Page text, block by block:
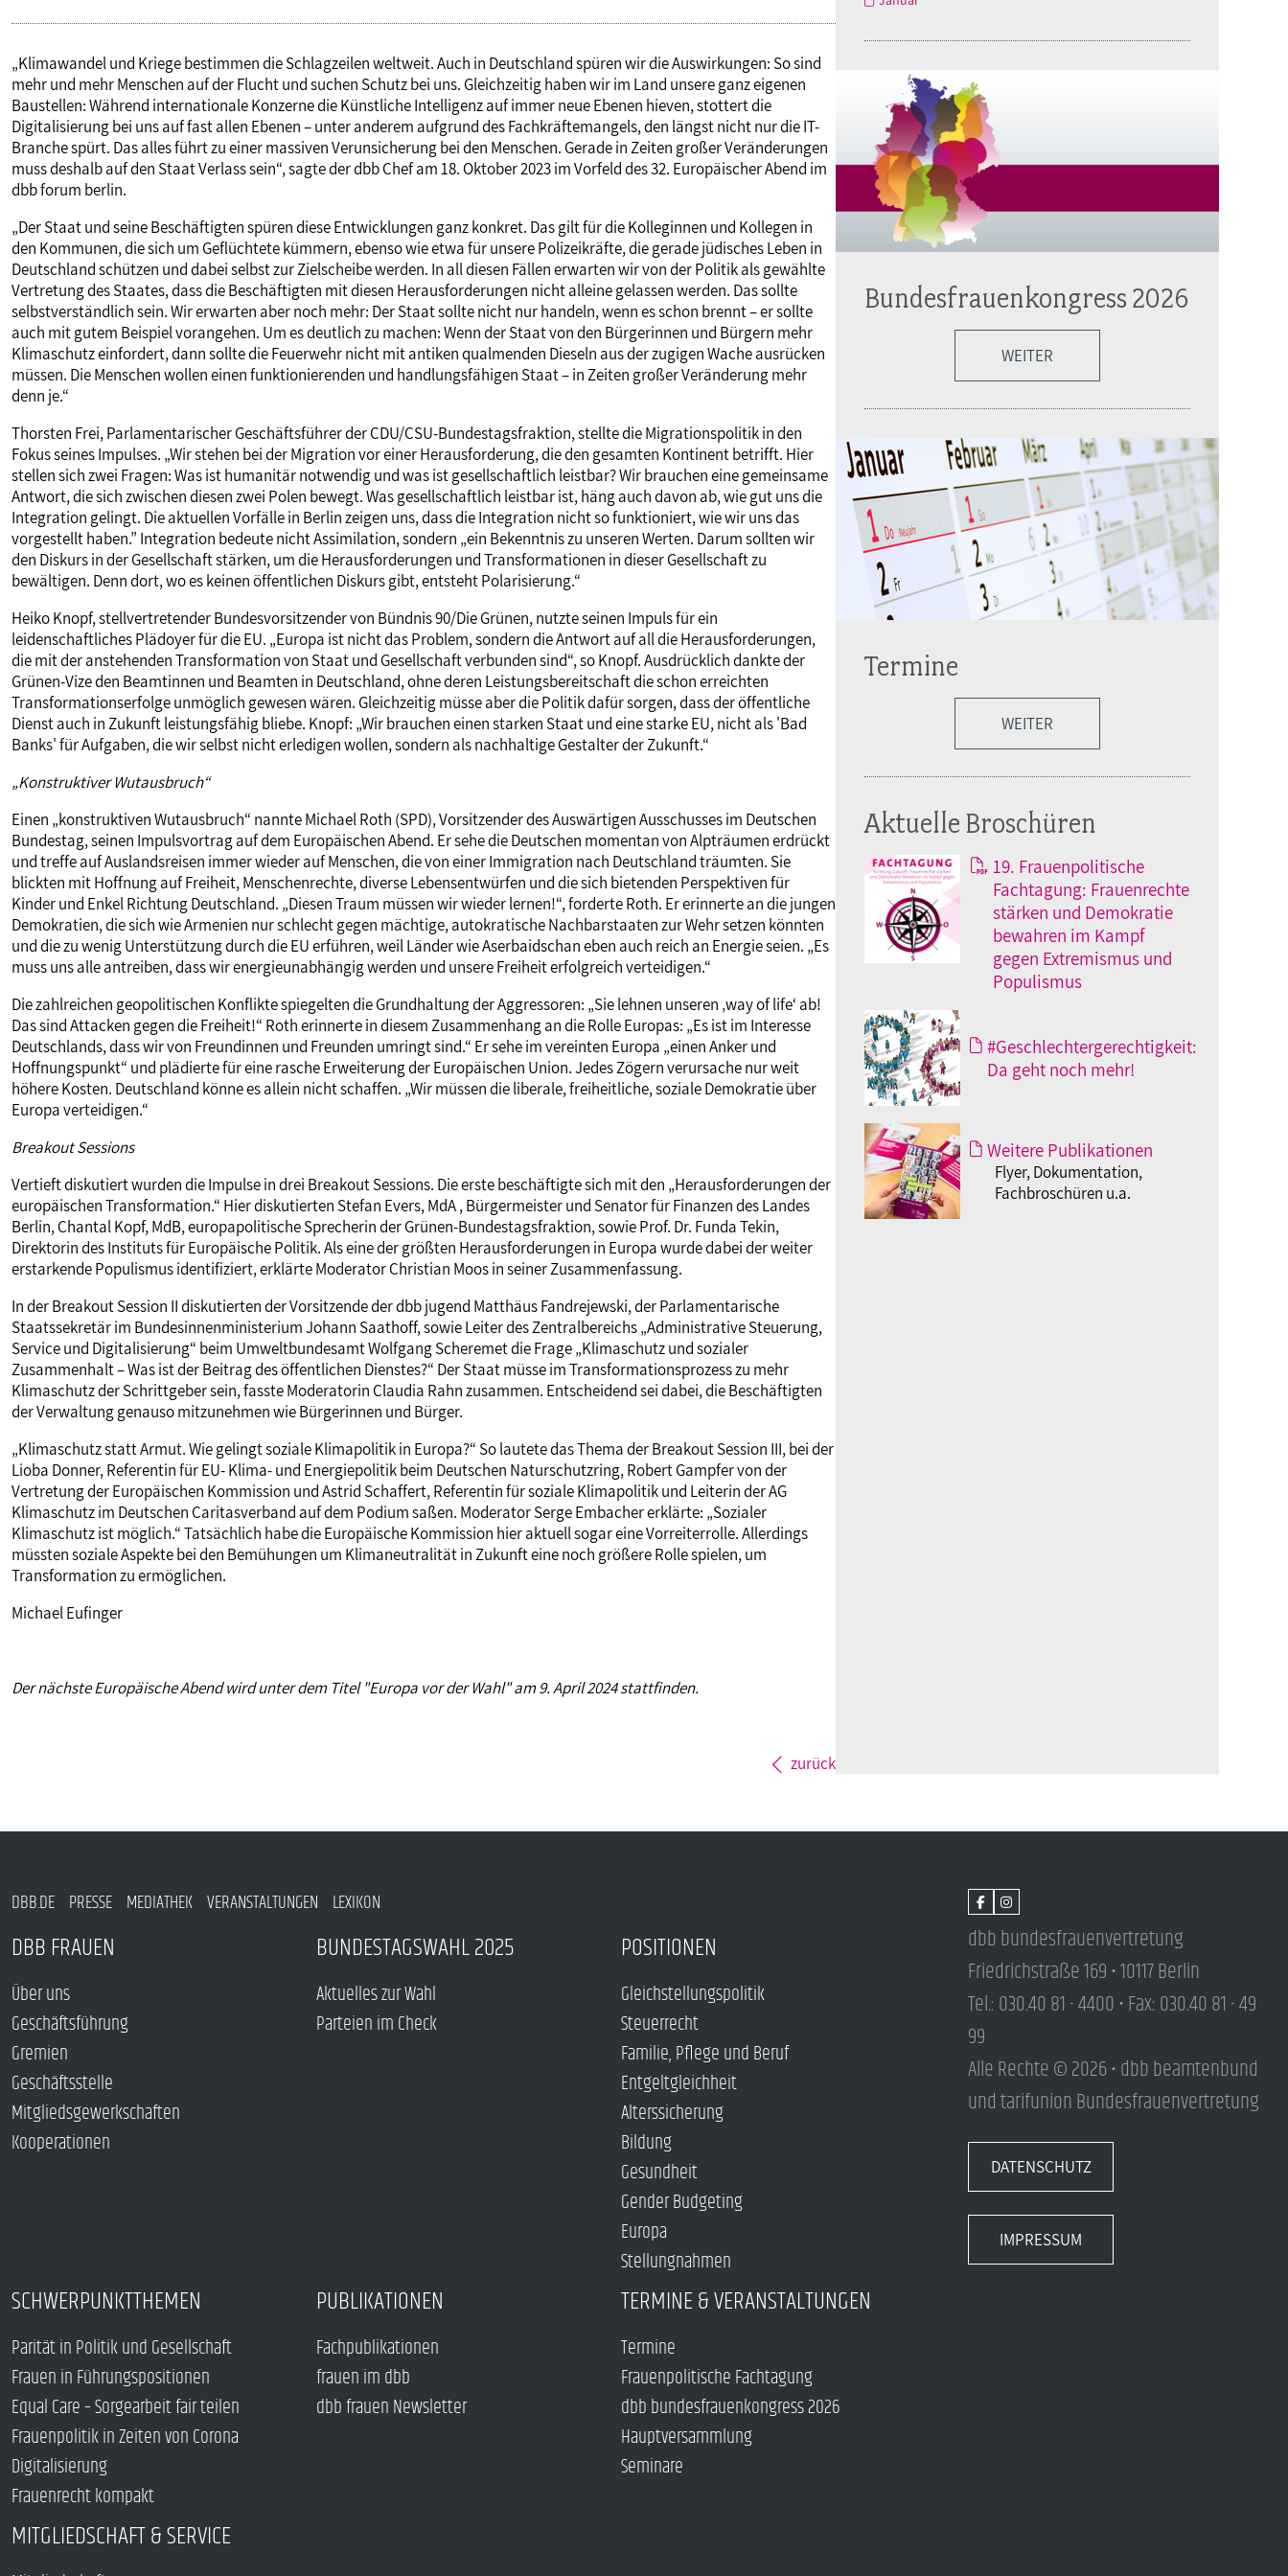
„Klimawandel und Kriege bestimmen die Schlagzeilen weltweit. Auch in Deutschland spüren wir die Auswirkungen: So sind
mehr und mehr Menschen auf der Flucht und suchen Schutz bei uns. Gleichzeitig haben wir im Land unsere ganz eigenen
Baustellen: Während internationale Konzerne die Künstliche Intelligenz auf immer neue Ebenen hieven, stottert die
Digitalisierung bei uns auf fast allen Ebenen – unter anderem aufgrund des Fachkräftemangels, den längst nicht nur die IT-
Branche spürt. Das alles führt zu einer massiven Verunsicherung bei den Menschen. Gerade in Zeiten großer Veränderungen
muss deshalb auf den Staat Verlass sein“, sagte der dbb Chef am 18. Oktober 2023 im Vorfeld des 32. Europäischer Abend im
dbb forum berlin.
„Der Staat und seine Beschäftigten spüren diese Entwicklungen ganz konkret. Das gilt für die Kolleginnen und Kollegen in
den Kommunen, die sich um Geflüchtete kümmern, ebenso wie etwa für unsere Polizeikräfte, die gerade jüdisches Leben in
Deutschland schützen und dabei selbst zur Zielscheibe werden. In all diesen Fällen erwarten wir von der Politik als gewählte
Vertretung des Staates, dass die Beschäftigten mit diesen Herausforderungen nicht alleine gelassen werden. Das sollte
selbstverständlich sein. Wir erwarten aber noch mehr: Der Staat sollte nicht nur handeln, wenn es schon brennt – er sollte
auch mit gutem Beispiel vorangehen. Um es deutlich zu machen: Wenn der Staat von den Bürgerinnen und Bürgern mehr
Klimaschutz einfordert, dann sollte die Feuerwehr nicht mit antiken qualmenden Dieseln aus der zugigen Wache ausrücken
müssen. Die Menschen wollen einen funktionierenden und handlungsfähigen Staat – in Zeiten großer Veränderung mehr
denn je.“
Thorsten Frei, Parlamentarischer Geschäftsführer der CDU/CSU-Bundestagsfraktion, stellte die Migrationspolitik in den
Fokus seines Impulses. „Wir stehen bei der Migration vor einer Herausforderung, die den gesamten Kontinent betrifft. Hier
stellen sich zwei Fragen: Was ist humanitär notwendig und was ist gesellschaftlich leistbar? Wir brauchen eine gemeinsame
Antwort, die sich zwischen diesen zwei Polen bewegt. Was gesellschaftlich leistbar ist, häng auch davon ab, wie gut uns die
Integration gelingt. Die aktuellen Vorfälle in Berlin zeigen uns, dass die Integration nicht so funktioniert, wie wir uns das
vorgestellt haben.” Integration bedeute nicht Assimilation, sondern „ein Bekenntnis zu unseren Werten. Darum sollten wir
den Diskurs in der Gesellschaft stärken, um die Herausforderungen und Transformationen in dieser Gesellschaft zu
bewältigen. Denn dort, wo es keinen öffentlichen Diskurs gibt, entsteht Polarisierung.“
Heiko Knopf, stellvertretender Bundesvorsitzender von Bündnis 90/Die Grünen, nutzte seinen Impuls für ein
leidenschaftliches Plädoyer für die EU. „Europa ist nicht das Problem, sondern die Antwort auf all die Herausforderungen,
die mit der anstehenden Transformation von Staat und Gesellschaft verbunden sind“, so Knopf. Ausdrücklich dankte der
Grünen-Vize den Beamtinnen und Beamten in Deutschland, ohne deren Leistungsbereitschaft die schon erreichten
Transformationserfolge unmöglich gewesen wären. Gleichzeitig müsse aber die Politik dafür sorgen, dass der öffentliche
Dienst auch in Zukunft leistungsfähig bliebe. Knopf: „Wir brauchen einen starken Staat und eine starke EU, nicht als 'Bad
Banks' für Aufgaben, die wir selbst nicht erledigen wollen, sondern als nachhaltige Gestalter der Zukunft.“
„Konstruktiver Wutausbruch“
Einen „konstruktiven Wutausbruch“ nannte Michael Roth (SPD), Vorsitzender des Auswärtigen Ausschusses im Deutschen
Bundestag, seinen Impulsvortrag auf dem Europäischen Abend. Er sehe die Deutschen momentan von Alpträumen erdrückt
und treffe auf Auslandsreisen immer wieder auf Menschen, die von einer Immigration nach Deutschland träumten. Sie
blickten mit Hoffnung auf Freiheit, Menschenrechte, diverse Lebensentwürfen und die sich bietenden Perspektiven für
Kinder und Enkel Richtung Deutschland. „Diesen Traum müssen wir wieder lernen!“, forderte Roth. Er erinnerte an die jungen
Demokratien, die sich wie Armenien nur schlecht gegen mächtige, autokratische Nachbarstaaten zur Wehr setzen könnten
und die zu wenig Unterstützung durch die EU erführen, weil Länder wie Aserbaidschan eben auch reich an Energie seien. „Es
muss uns alle antreiben, dass wir energieunabhängig werden und unsere Freiheit erfolgreich verteidigen.“
Die zahlreichen geopolitischen Konflikte spiegelten die Grundhaltung der Aggressoren: „Sie lehnen unseren ‚way of life‘ ab!
Das sind Attacken gegen die Freiheit!“ Roth erinnerte in diesem Zusammenhang an die Rolle Europas: „Es ist im Interesse
Deutschlands, dass wir von Freundinnen und Freunden umringt sind.“ Er sehe im vereinten Europa „einen Anker und
Hoffnungspunkt“ und plädierte für eine rasche Erweiterung der Europäischen Union. Jedes Zögern verursache nur weit
höhere Kosten. Deutschland könne es allein nicht schaffen. „Wir müssen die liberale, freiheitliche, soziale Demokratie über
Europa verteidigen.“
Breakout Sessions
Vertieft diskutiert wurden die Impulse in drei Breakout Sessions. Die erste beschäftigte sich mit den „Herausforderungen der
europäischen Transformation.“ Hier diskutierten Stefan Evers, MdA , Bürgermeister und Senator für Finanzen des Landes
Berlin, Chantal Kopf, MdB, europapolitische Sprecherin der Grünen-Bundestagsfraktion, sowie Prof. Dr. Funda Tekin,
Direktorin des Instituts für Europäische Politik. Als eine der größten Herausforderungen in Europa wurde dabei der weiter
erstarkende Populismus identifiziert, erklärte Moderator Christian Moos in seiner Zusammenfassung.
In der Breakout Session II diskutierten der Vorsitzende der dbb jugend Matthäus Fandrejewski, der Parlamentarische
Staatssekretär im Bundesinnenministerium Johann Saathoff, sowie Leiter des Zentralbereichs „Administrative Steuerung,
Service und Digitalisierung“ beim Umweltbundesamt Wolfgang Scheremet die Frage „Klimaschutz und sozialer
Zusammenhalt – Was ist der Beitrag des öffentlichen Dienstes?“ Der Staat müsse im Transformationsprozess zu mehr
Klimaschutz der Schrittgeber sein, fasste Moderatorin Claudia Rahn zusammen. Entscheidend sei dabei, die Beschäftigten
der Verwaltung genauso mitzunehmen wie Bürgerinnen und Bürger.
„Klimaschutz statt Armut. Wie gelingt soziale Klimapolitik in Europa?“ So lautete das Thema der Breakout Session III, bei der
Lioba Donner, Referentin für EU- Klima- und Energiepolitik beim Deutschen Naturschutzring, Robert Gampfer von der
Vertretung der Europäischen Kommission und Astrid Schaffert, Referentin für soziale Klimapolitik und Leiterin der AG
Klimaschutz im Deutschen Caritasverband auf dem Podium saßen. Moderator Serge Embacher erklärte: „Sozialer
Klimaschutz ist möglich.“ Tatsächlich habe die Europäische Kommission hier aktuell sogar eine Vorreiterrolle. Allerdings
müssten soziale Aspekte bei den Bemühungen um Klimaneutralität in Zukunft eine noch größere Rolle spielen, um
Transformation zu ermöglichen.
Michael Eufinger
Der nächste Europäische Abend wird unter dem Titel "Europa vor der Wahl" am 9. April 2024 stattfinden.
zurück
Bundesfrauenkongress 2026
WEITER
Termine
WEITER
Aktuelle Broschüren
19. Frauenpolitische
Fachtagung: Frauenrechte
stärken und Demokratie
bewahren im Kampf
gegen Extremismus und
Populismus
#Geschlechtergerechtigkeit:
Da geht noch mehr!
Weitere Publikationen
Flyer, Dokumentation,
Fachbroschüren u.a.
DBB.DE PRESSE MEDIATHEK VERANSTALTUNGEN LEXIKON
DBB FRAUEN
Über uns
Geschäftsführung
Gremien
Geschäftsstelle
Mitgliedsgewerkschaften
Kooperationen
BUNDESTAGSWAHL 2025
Aktuelles zur Wahl
Parteien im Check
POSITIONEN
Gleichstellungspolitik
Steuerrecht
Familie, Pflege und Beruf
Entgeltgleichheit
Alterssicherung
Bildung
Gesundheit
Gender Budgeting
Europa
Stellungnahmen
SCHWERPUNKTTHEMEN
Parität in Politik und Gesellschaft
Frauen in Führungspositionen
Equal Care – Sorgearbeit fair teilen
Frauenpolitik in Zeiten von Corona
Digitalisierung
Frauenrecht kompakt
PUBLIKATIONEN
Fachpublikationen
frauen im dbb
dbb frauen Newsletter
TERMINE & VERANSTALTUNGEN
Termine
Frauenpolitische Fachtagung
dbb bundesfrauenkongress 2026
Hauptversammlung
Seminare
MITGLIEDSCHAFT & SERVICE
dbb bundesfrauenvertretung
Friedrichstraße 169 • 10117 Berlin
Tel.: 030.40 81 - 4400 • Fax: 030.40 81 - 49
99
Alle Rechte © 2026 • dbb beamtenbund
und tarifunion Bundesfrauenvertretung
DATENSCHUTZ
IMPRESSUM